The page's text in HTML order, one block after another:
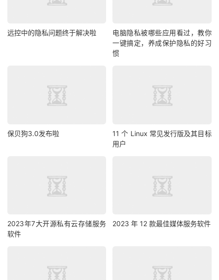
远控中的隐私问题终于解决啦
电脑隐私被哪些应用看过，教你
一键搞定，养成保护隐私的好习
惯
保贝狗3.0发布啦
11 个 Linux 常见发行版及其目标
用户
2023年7大开源私有云存储服务
软件
2023 年 12 款最佳媒体服务软件